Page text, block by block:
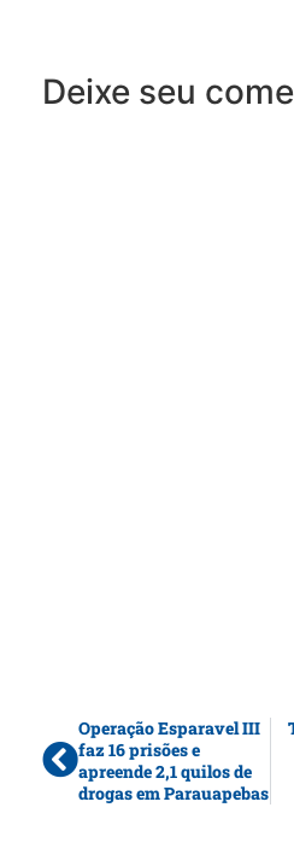
Deixe seu
Operação Esparavel III
faz 16 prisões e
apreende 2,1 quilos de
drogas em Parauapebas